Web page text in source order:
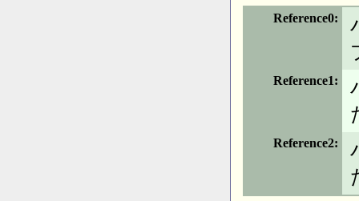
Reference0
Reference1
Reference2